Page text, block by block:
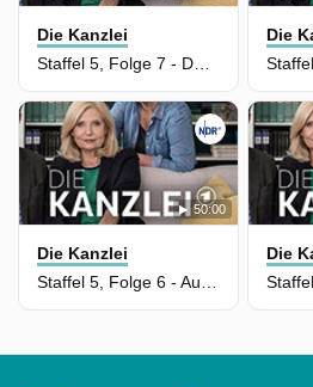
Die Kanzlei
Staffel 5, Folge 7 - Der Wert des Lebens
Die
50:00
Die Kanzlei
Die